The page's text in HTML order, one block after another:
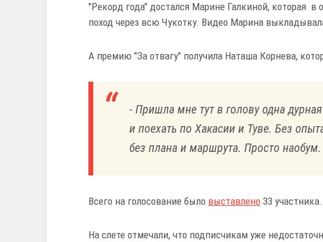
"Рекорд года" достался Марине Галкиной, которая
поход через всю Чукотку. Видео Марина
А премию "За отвагу" получила Наташа Корнева,
- Пришла мне тут в голову одна
и поехать по Хакасии и Туве. Без
без плана и маршрута. Просто наобум.
Всего на голосование было выставлено 33 участника.
На слете отмечали, что подписчикам уже